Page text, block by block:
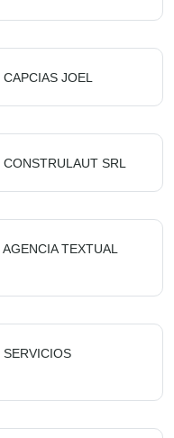
CAPCIAS JOEL
CONSTRULAUT SRL
AGENCIA TEXTUAL
SERVICIOS